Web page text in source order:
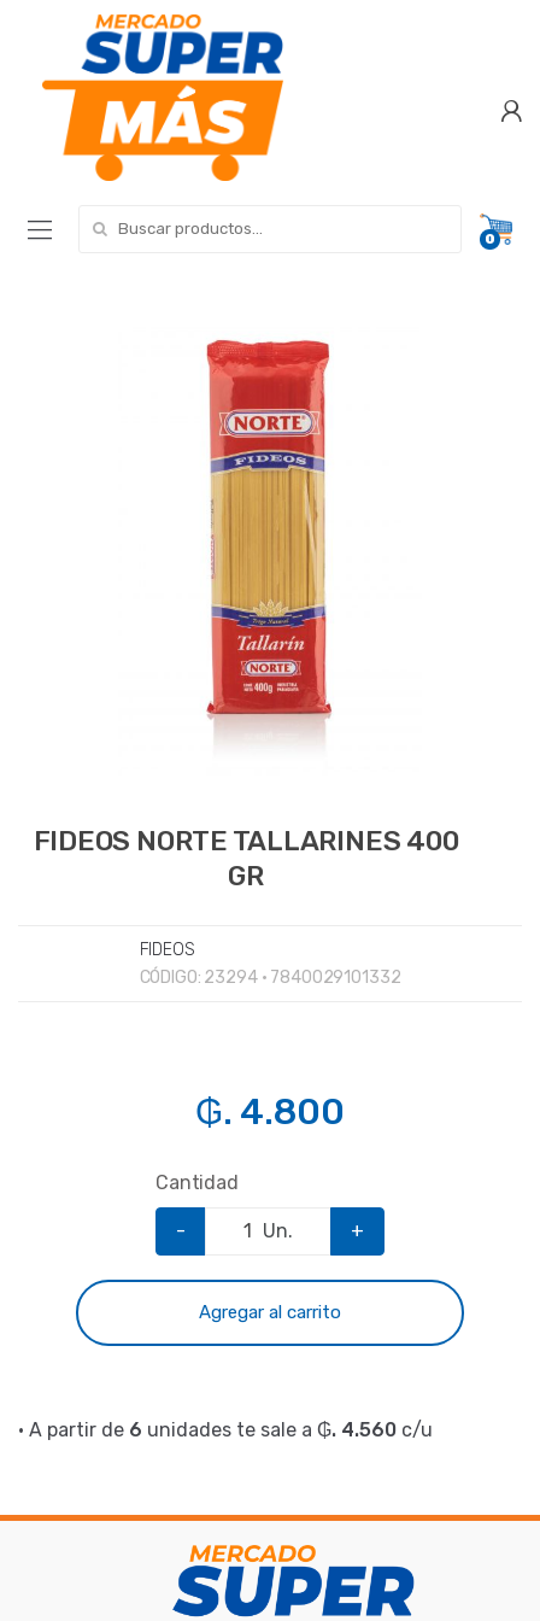
0
FIDEOS NORTE TALLARINES 400
GR
FIDEOS
CÓDIGO: 23294 • 7840029101332
₲. 4.800
Cantidad
- Un. +
Agregar al carrito
• A partir de 6 unidades te sale a ₲. 4.560 c/u